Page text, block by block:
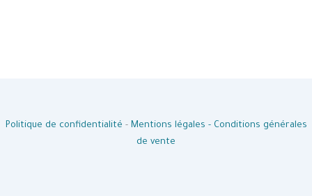
Politique de confidentialité - Mentions légales - Conditions générales
de vente